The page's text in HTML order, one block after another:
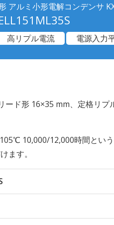
アルミ小形電解コンデンサ
高リプル電流 電源入力
ド形 16×35 mm、定格リプ
10,000/12,000時間とい
ます。